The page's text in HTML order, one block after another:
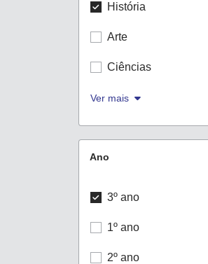
História
Arte
Ciências
Ver mais
Ano
3º ano
1º ano
2º ano